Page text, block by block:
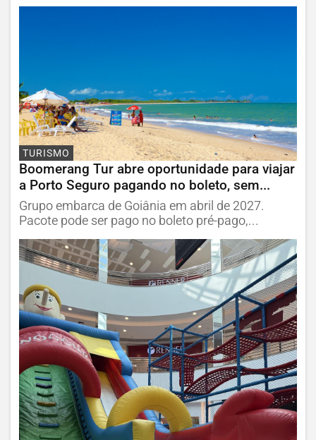
TURISMO
Boomerang Tur abre oportunidade para viajar
a Porto Seguro pagando no boleto, sem...
Grupo embarca de Goiânia em abril de 2027.
Pacote pode ser pago no boleto pré-pago,...